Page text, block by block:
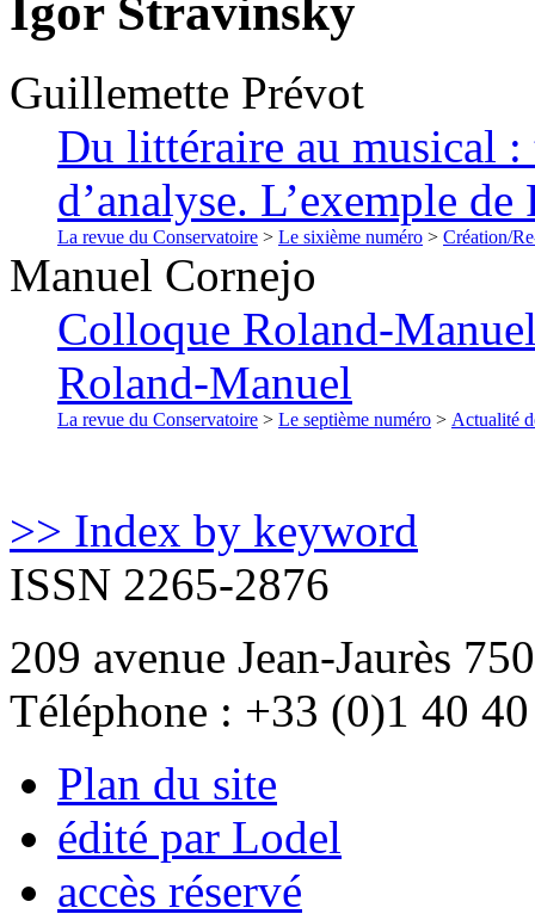
Igor Stravinsky
Guillemette Prévot
Du littéraire au musical :
d’analyse. L’exemple
La revue du Conservatoire > Le sixième numéro > Création/
Manuel Cornejo
Colloque Roland-
Roland-Manuel
La revue du Conservatoire > Le septième numéro > Actualité
>> Index by keyword
ISSN 2265-2876
209 avenue Jean-Jaurès
Téléphone : +33 (0)1 40
Plan du site
édité par Lodel
accès réservé